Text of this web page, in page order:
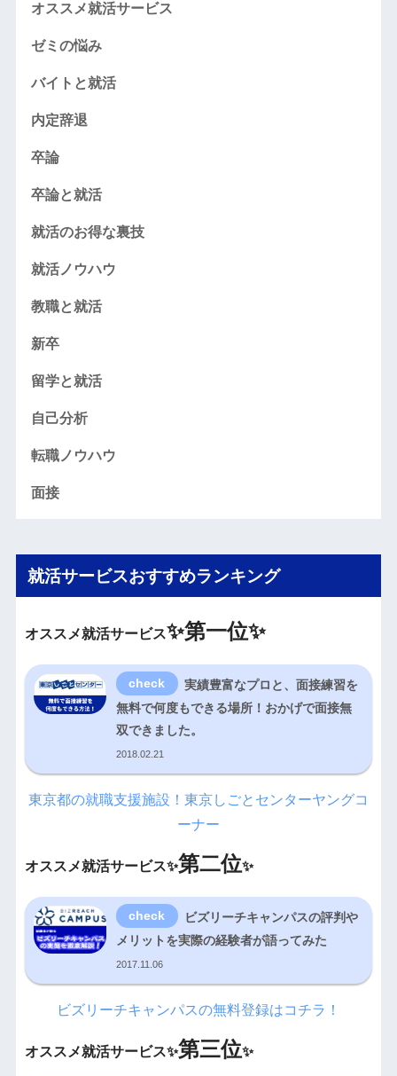
オススメ就活サービス
ゼミの悩み
バイトと就活
内定辞退
卒論
卒論と就活
就活のお得な裏技
就活ノウハウ
教職と就活
新卒
留学と就活
自己分析
転職ノウハウ
面接
就活サービスおすすめランキング
オススメ就活サービス✨第一位✨
実績豊富なプロと、面接練習を
無料で何度もできる場所！おかげで面接無
双できました。
2018.02.21
東京都の就職支援施設！東京しごとセンターヤングコ
ーナー
オススメ就活サービス✨第二位✨
ビズリーチキャンパスの評判や
メリットを実際の経験者が語ってみた
2017.11.06
ビズリーチキャンパスの無料登録はコチラ！
オススメ就活サービス✨第三位✨